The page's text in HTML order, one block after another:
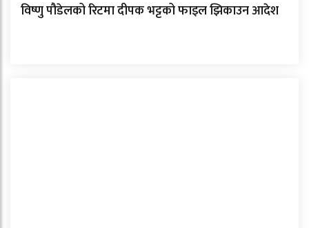
विष्णु पौडेलको रिटमा दीपक भट्टको फाइल झिकाउन आदेश